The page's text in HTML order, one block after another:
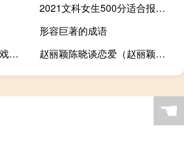
2021文科女生500分适合报的大学有哪些
形容巨著的成语
音乐游戏什么梗？音乐游戏是什么意思什么梗
赵丽颖陈晓谈恋爱（赵丽颖陈晓公开恋情）
☚